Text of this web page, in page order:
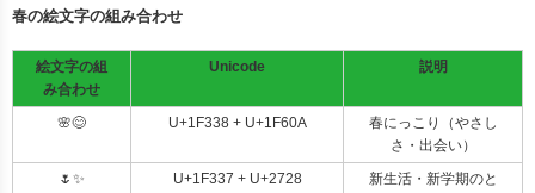
春の絵文字の組み合わせ
絵文字の組
み合わせ
Unicode 説明
🌸😊 U+1F338 + U+1F60A
春にっこり（やさし
さ・出会い）
🌷✨
U+1F337 + U+2728
新生活・新学期のと